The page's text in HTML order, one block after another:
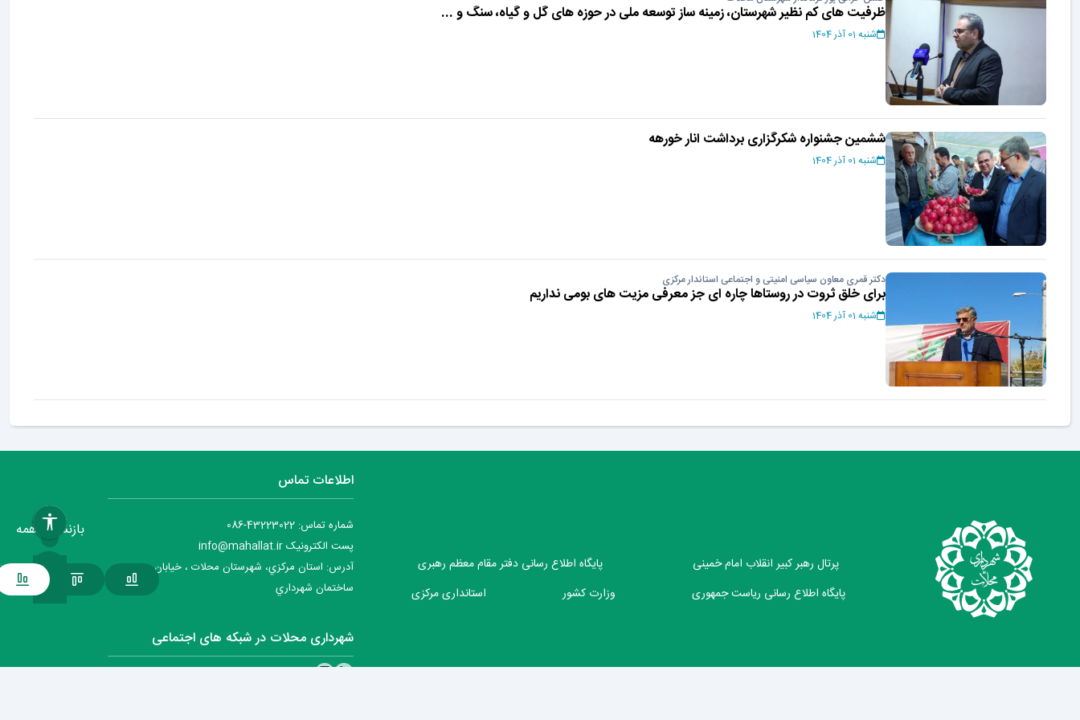
ظرفیت های کم نظیر شهرستان، زمینه ساز توسعه ملی در حوزه های گل و گیاه، سنگ و ...
شنبه 01 آذر 1404
ششمین جشنواره شکرگزاری برداشت انار خورهه
شنبه 01 آذر 1404
دکتر قمری معاون سیاسی امنیتی و اجتماعی استاندار مرکزی
برای خلق ثروت در روستاها چاره ای جز معرفی مزیت های بومی نداریم
شنبه 01 آذر 1404
پرتال رهبر کبیر انقلاب امام خمینی
پایگاه اطلاع رسانی دفتر مقام معظم رهبری
پایگاه اطلاع رسانی ریاست جمهوری
وزارت کشور استانداری مرکزی
اطلاعات تماس
شماره تماس: 43223022-086
پست الکترونیک info@mahallat.ir
آدرس: استان مرکزي، شهرستان محلات ‌‌‌، خيابان جمهوري ،
ساختمان شهرداري
شهرداری محلات در شبکه های اجتماعی
بازنشانی همه